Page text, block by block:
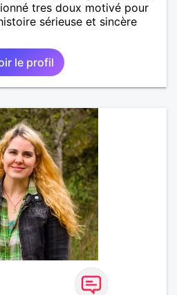
tres doux motivé pour
sérieuse et sincère
le profil